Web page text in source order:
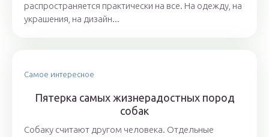
распространяется практически на все. На одежду, на
украшения, на дизайн...
Самое интересное
Пятерка самых жизнерадостных пород
собак
Собаку считают другом человека. Отдельные